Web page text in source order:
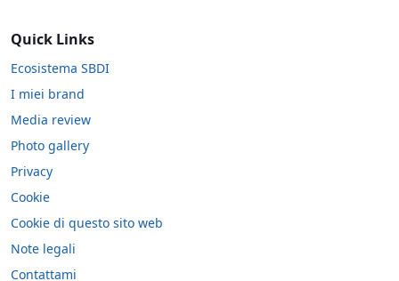
Quick Links
Ecosistema SBDI
I miei brand
Media review
Photo gallery
Privacy
Cookie
Cookie di questo sito web
Note legali
Contattami